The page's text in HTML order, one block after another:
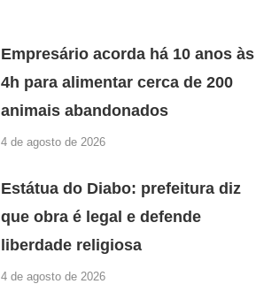
Empresário acorda há 10 anos às
4h para alimentar cerca de 200
animais abandonados
4 de agosto de 2026
Estátua do Diabo: prefeitura diz
que obra é legal e defende
liberdade religiosa
4 de agosto de 2026